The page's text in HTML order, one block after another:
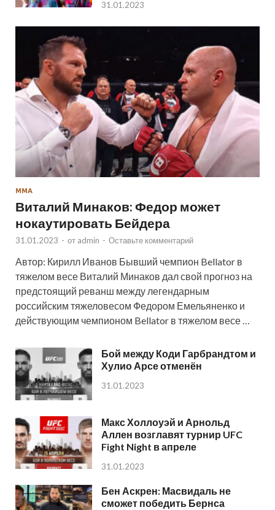
31.01.2023
ММА
Виталий Минаков: Федор может
нокаутировать Бейдера
31.01.2023 - от admin - Оставьте комментарий
Автор: Кирилл Иванов Бывший чемпион Bellator в
тяжелом весе Виталий Минаков дал свой прогноз на
предстоящий реванш между легендарным
российским тяжеловесом Федором Емельяненко и
действующим чемпионом Bellator в тяжелом весе …
Бой между Коди Гарбрандтом и
Хулио Арсе отменён
31.01.2023
Макс Холлоуэй и Арнольд
Аллен возглавят турнир UFC
Fight Night в апреле
31.01.2023
Бен Аскрен: Масвидаль не
сможет победить Бернса